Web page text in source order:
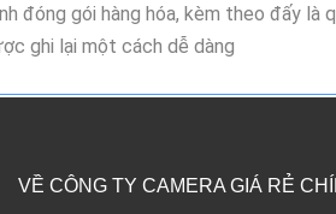
đóng gói hàng hóa, kèm theo đấy là
ghi lại một cách dễ dàng
VỀ CÔNG TY CAMERA GIÁ RẺ